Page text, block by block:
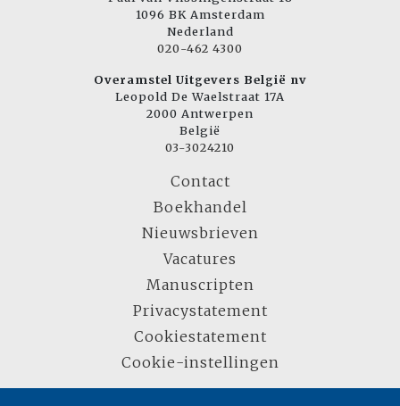
1096 BK Amsterdam
Nederland
020-462 4300
Overamstel Uitgevers België nv
Leopold De Waelstraat 17A
2000 Antwerpen
België
03-3024210
Contact
Boekhandel
Nieuwsbrieven
Vacatures
Manuscripten
Privacystatement
Cookiestatement
Cookie-instellingen